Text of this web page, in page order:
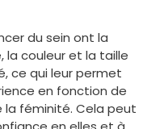
du sein ont la
la couleur et la taille
ce qui leur permet
en fonction de
la féminité. Cela peut